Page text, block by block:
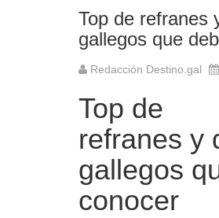
Top de refranes
gallegos que
Redacción Destino.gal
Top de
refranes y
gallegos
conocer